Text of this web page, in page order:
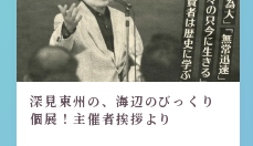
深見東州の、海辺のびっくり
個展！主催者挨拶より